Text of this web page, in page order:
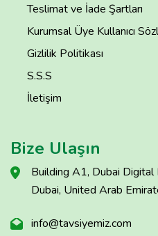
Teslimat ve İade Şartları
Kurumsal Üye Kullanıcı
Gizlilik Politikası
S.S.S
İletişim
Bize Ulaşın
Building A1, Dubai Digital
Dubai, United Arab
info@tavsiyemiz.com